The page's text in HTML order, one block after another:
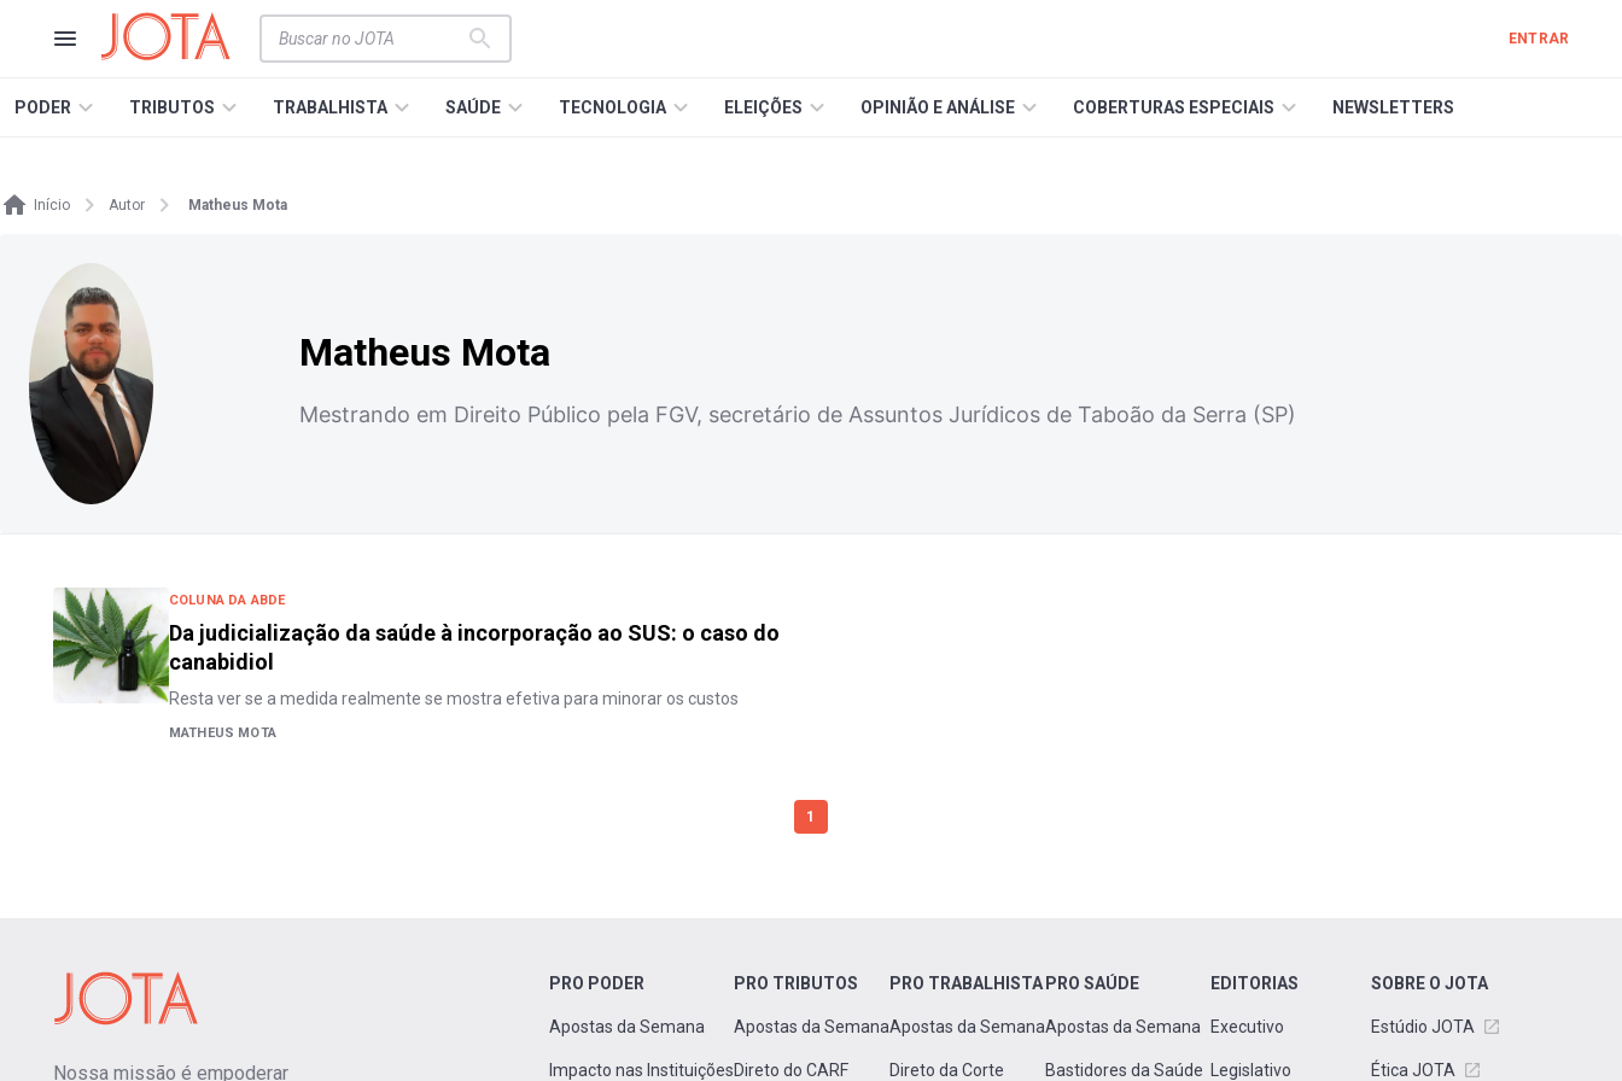
ENTRAR
PODER TRIBUTOS TRABALHISTA SAÚDE TECNOLOGIA ELEIÇÕES OPINIÃO E ANÁLISE COBERTURAS ESPECIAIS NEWSLETTERS
Início Autor Matheus Mota
Matheus Mota
Mestrando em Direito Público pela FGV, secretário de Assuntos Jurídicos de Taboão da Serra (SP)
COLUNA DA ABDE
Da judicialização da saúde à incorporação ao SUS: o caso do
canabidiol
Resta ver se a medida realmente se mostra efetiva para minorar os custos
MATHEUS MOTA
1
Nossa missão é empoderar
PRO PODER
Apostas da Semana
Impacto nas Instituições
PRO TRIBUTOS
Apostas da Semana
Direto do CARF
PRO TRABALHISTA
Apostas da Semana
Direto da Corte
PRO SAÚDE
Apostas da Semana
Bastidores da Saúde
EDITORIAS
Executivo
Legislativo
SOBRE O JOTA
Estúdio JOTA
Ética JOTA